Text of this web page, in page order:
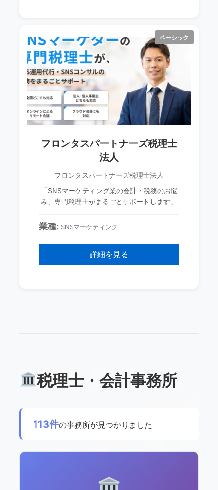
ベーシック
フロンタスパートナーズ税理士
法人
フロンタスパートナーズ税理士法人
「SNSマーケティング業の会計・税務のお悩
み、専門税理士がまるごとサポートします」
業種: SNSマーケティング
詳細を見る
税理士・会計事務所
113件の事務所が見つかりました